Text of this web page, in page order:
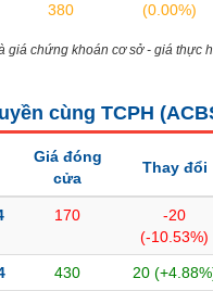
380 (0.00%)
giá chứng khoán cơ sở - giá thực
cùng TCPH (
Giá đóng
cửa
Thay đổi
170
-20
(-10.53%)
430 20
tích(-)